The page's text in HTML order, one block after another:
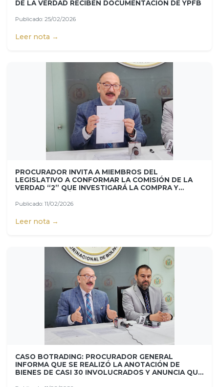
DE LA VERDAD RECIBEN DOCUMENTACIÓN DE YPFB
Publicado: 25/02/2026
Leer nota →
PROCURADOR INVITA A MIEMBROS DEL
LEGISLATIVO A CONFORMAR LA COMISIÓN DE LA
VERDAD “2” QUE INVESTIGARÁ LA COMPRA Y
Publicado: 11/02/2026
Leer nota →
CASO BOTRADING: PROCURADOR GENERAL
INFORMA QUE SE REALIZÓ LA ANOTACIÓN DE
BIENES DE CASI 30 INVOLUCRADOS Y ANUNCIA QUE